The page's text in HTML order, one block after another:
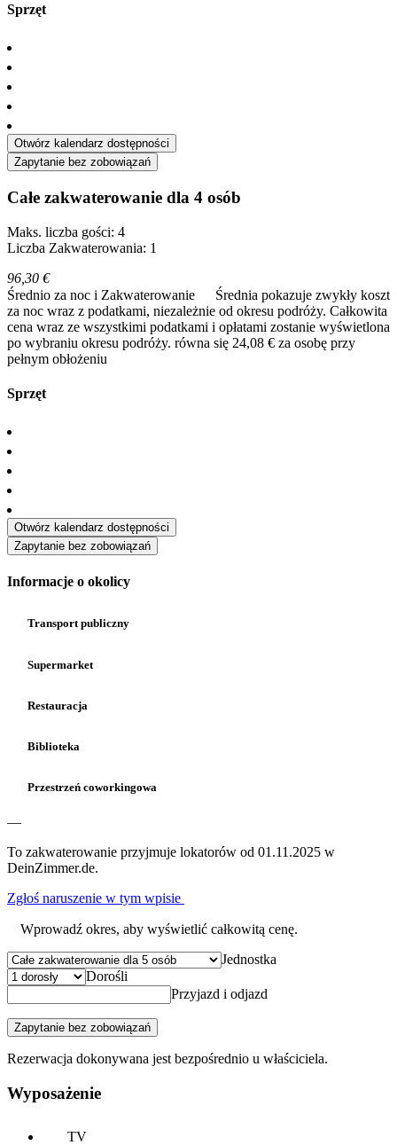
Sprzęt
Otwórz kalendarz dostępności
Zapytanie bez zobowiązań
Całe zakwaterowanie dla 4 osób
Maks. liczba gości: 4
Liczba Zakwaterowania: 1
96,30 €
Średnio za noc i Zakwaterowanie
Średnia pokazuje zwykły koszt
za noc wraz z podatkami, niezależnie od okresu podróży. Całkowita
cena wraz ze wszystkimi podatkami i opłatami zostanie wyświetlona
po wybraniu okresu podróży. równa się 24,08 € za osobę przy
pełnym obłożeniu
Sprzęt
Otwórz kalendarz dostępności
Zapytanie bez zobowiązań
Informacje o okolicy
Transport publiczny
Supermarket
Restauracja
Biblioteka
Przestrzeń coworkingowa
—
To zakwaterowanie przyjmuje lokatorów od 01.11.2025 w
DeinZimmer.de.
Zgłoś naruszenie w tym wpisie
Wprowadź okres, aby wyświetlić całkowitą cenę.
Jednostka
Dorośli
Przyjazd i odjazd
Zapytanie bez zobowiązań
Rezerwacja dokonywana jest bezpośrednio u właściciela.
Wyposażenie
TV